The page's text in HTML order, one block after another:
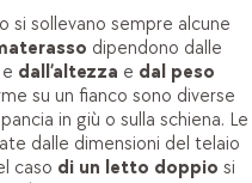
si sollevano sempre alcune
dipendono dalle
e dall’altezza e dal peso
su un fianco sono diverse
in giù o sulla schiena. Le
dalle dimensioni del telaio
caso di un letto doppio si